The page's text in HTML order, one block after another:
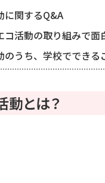
に関するQ&A
コ活動の取り組みで面
のうち、学校でできる
動とは？